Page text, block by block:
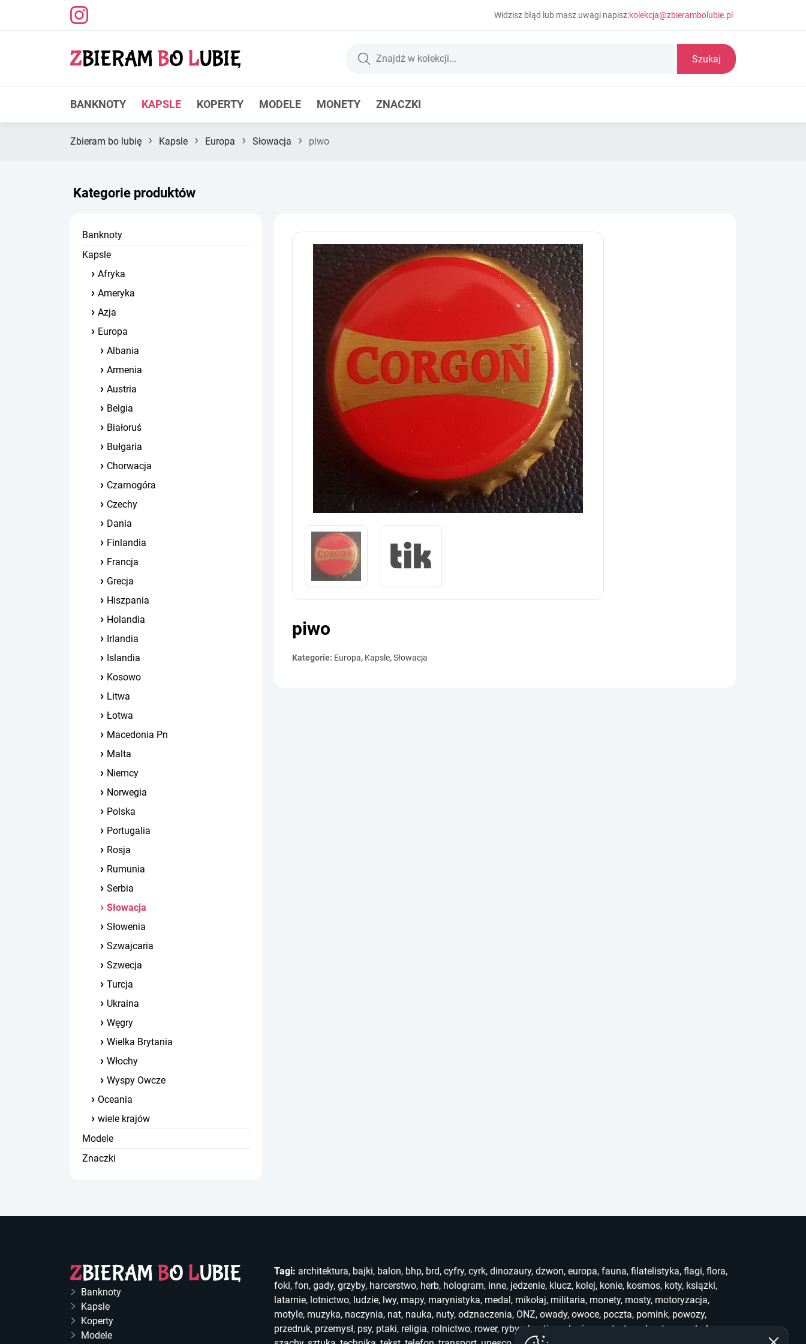
Widzisz błąd lub masz uwagi napisz:kolekcja@zbierambolubie.pl
Szukaj
BANKNOTY KAPSLE KOPERTY MODELE MONETY ZNACZKI
Zbieram bo lubię › Kapsle › Europa › Słowacja › piwo
Kategorie produktów
Banknoty
Kapsle
Afryka
Ameryka
Azja
Europa
Albania
Armenia
Austria
Belgia
Białoruś
Bułgaria
Chorwacja
Czarnogóra
Czechy
Dania
Finlandia
Francja
Grecja
Hiszpania
Holandia
Irlandia
Islandia
Kosowo
Litwa
Łotwa
Macedonia Pn
Malta
Niemcy
Norwegia
Polska
Portugalia
Rosja
Rumunia
Serbia
Słowacja
Słowenia
Szwajcaria
Szwecja
Turcja
Ukraina
Węgry
Wielka Brytania
Włochy
Wyspy Owcze
Oceania
wiele krajów
Modele
Znaczki
piwo
Kategorie: Europa, Kapsle,Słowacja
Banknoty
Kapsle
Koperty
Modele
Tagi: architektura, bajki, balon, bhp, brd, cyfry, cyrk, dinozaury, dzwon, europa, fauna, filatelistyka, flagi, flora,
foki, fon, gady, grzyby, harcerstwo, herb, hologram, inne, jedzenie, klucz, kolej, konie, kosmos, koty, ksiązki,
latarnie, lotnictwo, ludzie, lwy, mapy, marynistyka, medal, mikołaj, militaria, monety, mosty, motoryzacja,
motyle, muzyka, naczynia, nat, nauka, nuty, odznaczenia, ONZ, owady, owoce, poczta, pomink, powozy,
przedruk, przemysł, psy, ptaki, religia, rolnictwo, rower, ryby,skauting słonie sport stemple stra symbole